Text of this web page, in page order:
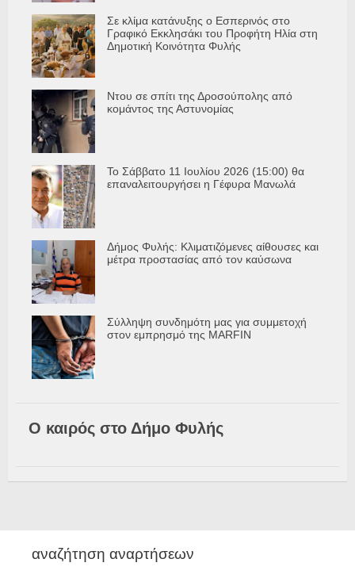
Σε κλίμα κατάνυξης ο Εσπερινός στο
Γραφικό Εκκλησάκι του Προφήτη Ηλία στη
Δημοτική Κοινότητα Φυλής
Ντου σε σπίτι της Δροσούπολης από
κομάντος της Αστυνομίας
Το Σάββατο 11 Ιουλίου 2026 (15:00) θα
επαναλειτουργήσει η Γέφυρα Μανωλά
Δήμος Φυλής: Κλιματιζόμενες αίθουσες και
μέτρα προστασίας από τον καύσωνα
Σύλληψη συνδημότη μας για συμμετοχή
στον εμπρησμό της MARFIN
Ο καιρός στο Δήμο Φυλής
αναζήτηση αναρτήσεων